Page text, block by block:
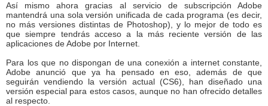
Así mismo ahora gracias al servicio de subscripción Adobe
mantendrá una sola versión unificada de cada programa (es decir,
no más versiones distintas de Photoshop), y lo mejor de todo es
que siempre tendrás acceso a la más reciente versión de las
aplicaciones de Adobe por Internet.
Para los que no dispongan de una conexión a internet constante,
Adobe anunció que ya ha pensado en eso, además de que
seguirán vendiendo la versión actual (CS6), han diseñado una
versión especial para estos casos, aunque no han ofrecido detalles
al respecto.